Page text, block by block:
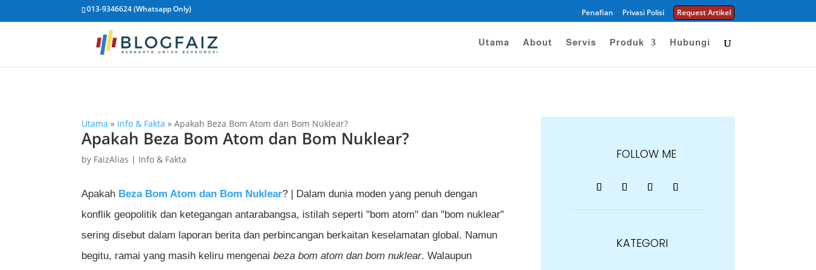
013-9346624 (Whatsapp Only) Penafian Privasi Polisi Request Artikel
Utama About Servis Produk Hubungi
Utama » Info & Fakta »Apakah Beza Bom Atom dan Bom Nuklear?
Apakah Beza Bom Atom dan Bom Nuklear?
by FaizAlias | Info & Fakta
Apakah Beza Bom Atom dan Bom Nuklear? | Dalam dunia moden yang penuh dengan
konflik geopolitik dan ketegangan antarabangsa, istilah seperti "bom atom" dan "bom nuklear"
sering disebut dalam laporan berita dan perbincangan berkaitan keselamatan global. Namun
begitu, ramai yang masih keliru mengenaibeza bom atom dan bom nuklear. Walaupun
FOLLOW ME
KATEGORI